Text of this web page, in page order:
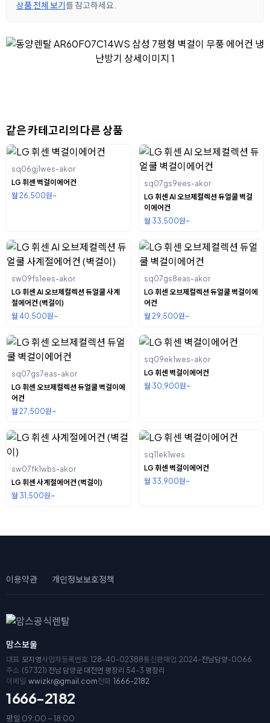
상품 전체 보기를 참고하세요.
같은 카테고리의 다른 상품
sq06gj1wes-akor
LG 휘센 벽걸이에어컨
월 26,500원~
sq07gs9ees-akor
LG 휘센 AI 오브제컬렉션 듀얼쿨 벽걸
이에어컨
월 33,500원~
sw09fs1ees-akor
LG 휘센 AI 오브제컬렉션 듀얼쿨 사계
절에어컨 (벽걸이)
월 40,500원~
sq07gs8eas-akor
LG 휘센 오브제컬렉션 듀얼쿨 벽걸이에
어컨
월 29,500원~
sq07gs7eas-akor
LG 휘센 오브제컬렉션 듀얼쿨 벽걸이에
어컨
월 27,500원~
sq09ek1wes-akor
LG 휘센 벽걸이에어컨
월 30,900원~
sw07fk1wbs-akor
LG 휘센 사계절에어컨 (벽걸이)
월 31,500원~
sq11ek1wes
LG 휘센 벽걸이에어컨
월 33,900원~
이용약관 개인정보보호정책
맘스보울
대표 모지영사업자등록번호 128-40-02388통신판매업 2024-전남담양-0066
주소 (57321) 전남 담양군 대전면 평장리 54-3 평장리
이메일 wwizkr@gmail.com전화 1666-2182
1666-2182
평일 09:00 ~ 18:00